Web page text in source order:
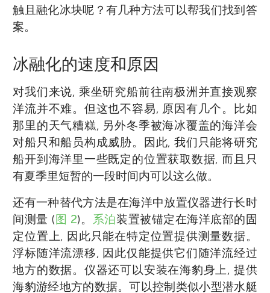
触且融化冰块呢？有几种方法可以帮我们找到答
案。
冰融化的速度和原因
对我们来说, 乘坐研究船前往南极洲并直接观察
洋流并不难。但这也不容易, 原因有几个。比如
那里的天气糟糕, 另外冬季被海冰覆盖的海洋会
对船只和船员构成威胁。因此, 我们只能将研究
船开到海洋里一些既定的位置获取数据, 而且只
有夏季里短暂的一段时间内可以这么做。
还有一种替代方法是在海洋中放置仪器进行长时
间测量 ( 图 2)。 系泊装置被锚定在海洋底部的固
定位置上, 因此只能在特定位置提供测量数据。
浮标随洋流漂移, 因此仅能提供它们随洋流经过
地方的数据。仪器还可以安装在海豹身上, 提供
海豹游经地方的数据。可以控制类似小型潜水艇